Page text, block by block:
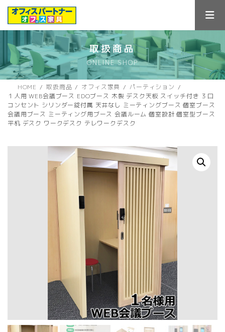
ス
キ
ン
に
取扱商品
ONLINE SHOP
HOME 取扱商品 オフィス家具
パーティション
１人用 WEB会議ブース EDOブース 木製 デスク天板 スイッチ付き ３口
コンセント シリンダー錠付属 天井なし ミーティングブース 個室ブース
会議用ブース ミーティング用ブース 会議ルーム 個室設計 個室型ブース
平机 デスク ワークデスク テレワークデスク